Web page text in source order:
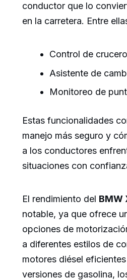
conductor que lo
en la carretera. Entre
Control de
Asistente de
Monitoreo de
Estas funcionalidades
manejo más seguro y
a los conductores
situaciones con
El rendimiento del BMW
notable, ya que ofrece
opciones de
a diferentes estilos de
motores diésel
versiones de gasolina,